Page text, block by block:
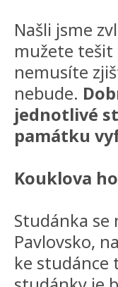
Našli jsme
mužete tešit
nemusíte
nebude.
jednotlivé
památku
Kouklova
Studánka se
Pavlovsko,
ke studánce